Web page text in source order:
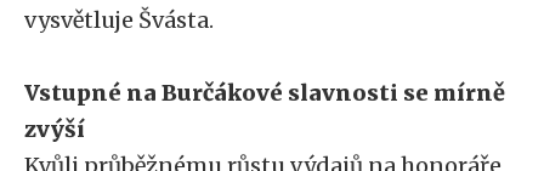
vysvětluje Švásta.
Vstupné na Burčákové slavnosti se mírně
zvýší